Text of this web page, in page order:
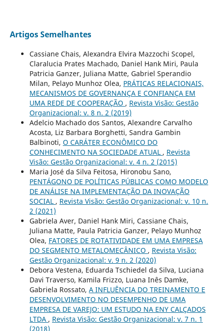
Artigos Semelhantes
Cassiane Chais, Alexandra Elvira Mazzochi Scopel,
Claralucia Prates Machado, Daniel Hank Miri, Paula
Patricia Ganzer, Juliana Matte, Gabriel Sperandio
Milan, Pelayo Munhoz Olea, PRÁTICAS RELACIONAIS,
MECANISMOS DE GOVERNANÇA E CONFIANÇA EM
UMA REDE DE COOPERAÇÃO , Revista Visão: Gestão
Organizacional: v. 8 n. 2 (2019)
Adelcio Machado dos Santos, Alexandre Carvalho
Acosta, Liz Barbara Borghetti, Sandra Gambin
Balbinoti, O CARÁTER ECONÔMICO DO
CONHECIMENTO NA SOCIEDADE ATUAL , Revista
Visão: Gestão Organizacional: v. 4 n. 2 (2015)
Maria José da Silva Feitosa, Hironobu Sano,
PENTÁGONO DE POLÍTICAS PÚBLICAS COMO MODELO
DE ANÁLISE NA IMPLEMENTAÇÃO DA INOVAÇÃO
SOCIAL , Revista Visão: Gestão Organizacional: v. 10 n.
2 (2021)
Gabriela Aver, Daniel Hank Miri, Cassiane Chais,
Juliana Matte, Paula Patricia Ganzer, Pelayo Munhoz
Olea, FATORES DE ROTATIVIDADE EM UMA EMPRESA
DO SEGMENTO METALOMECÂNICO , Revista Visão:
Gestão Organizacional: v. 9 n. 2 (2020)
Debora Vestena, Eduarda Tschiedel da Silva, Luciana
Davi Traverso, Kamila Frizzo, Luana Inês Damke,
Gabriela Rossato, A INFLUÊNCIA DO TREINAMENTO E
DESENVOLVIMENTO NO DESEMPENHO DE UMA
EMPRESA DE VAREJO: UM ESTUDO NA ENY CALÇADOS
LTDA , Revista Visão: Gestão Organizacional: v. 7 n. 1
(2018)